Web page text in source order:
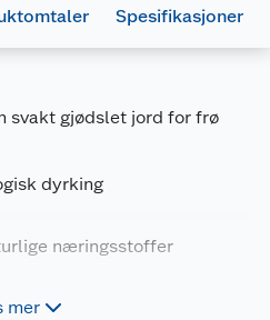
Spesifikasjoner
svakt gjødslet jord for frø
dyrking
næringsstoffer
mer